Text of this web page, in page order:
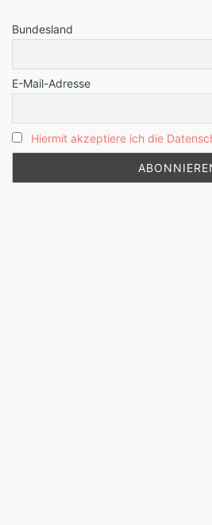
Bundesland
E-Mail-Adresse
Hiermit akzeptiere ich die